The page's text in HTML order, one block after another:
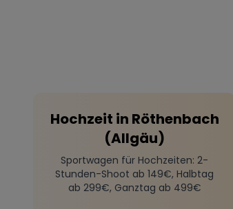
Hochzeit in Röthenbach
(Allgäu)
Sportwagen für Hochzeiten: 2-
Stunden-Shoot ab 149€, Halbtag
ab 299€, Ganztag ab 499€